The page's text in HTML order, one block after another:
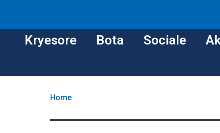
Kryesore Bota Sociale
Home